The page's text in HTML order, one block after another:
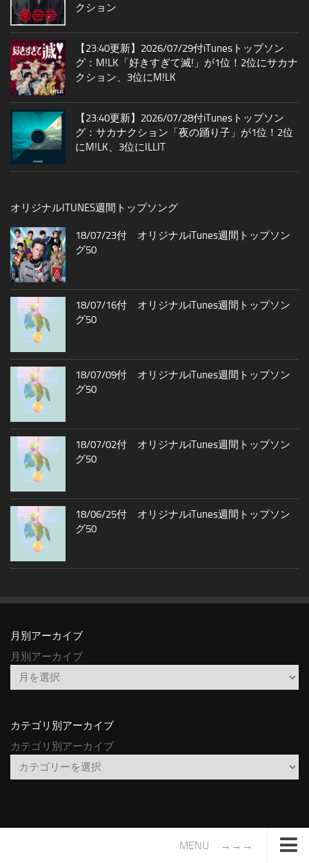
クション
【23:40更新】2026/07/29付iTunesトップソン
グ：M!LK「好きすぎて滅!」が1位！2位にサカナ
クション、3位にM!LK
【23:40更新】2026/07/28付iTunesトップソン
グ：サカナクション「夜の踊り子」が1位！2位
にM!LK、3位にILLIT
オリジナルITUNES週間トップソング
18/07/23付 オリジナルiTunes週間トップソン
グ50
18/07/16付 オリジナルiTunes週間トップソン
グ50
18/07/09付 オリジナルiTunes週間トップソン
グ50
18/07/02付 オリジナルiTunes週間トップソン
グ50
18/06/25付 オリジナルiTunes週間トップソン
グ50
月別アーカイブ
月別アーカイブ
カテゴリ別アーカイブ
カテゴリ別アーカイブ
MENU →→→